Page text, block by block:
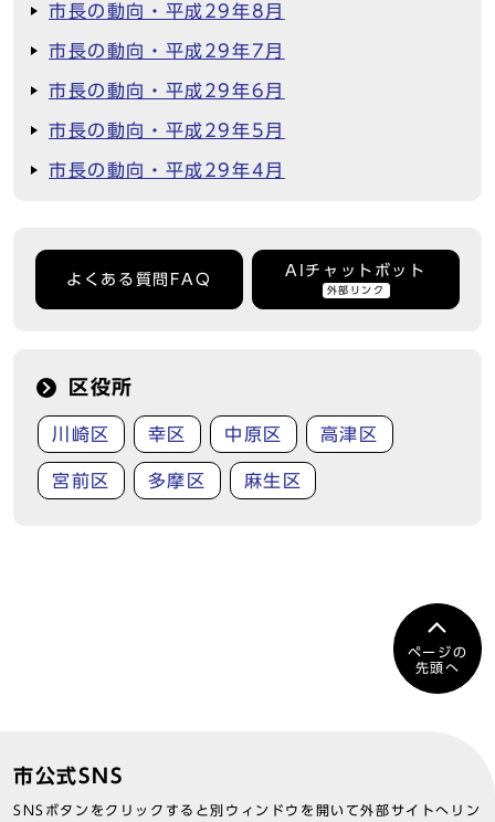
市長の動向・平成29年8月
市長の動向・平成29年7月
市長の動向・平成29年6月
市長の動向・平成29年5月
市長の動向・平成29年4月
よくある質問FAQ
AIチャットボット
外部リンク
区役所
川崎区 幸区 中原区 高津区
宮前区 多摩区 麻生区
ページの
先頭へ
市公式SNS
SNSボタンをクリックすると別ウィンドウを開いて外部サイトへリン